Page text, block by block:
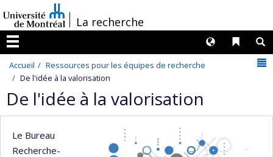
au
contenu
/La recherche
Menu
Liens
Langues
Accueil
Ressources pour les équipes de recherche
De l'idée à la valorisation
De l'idée à la valorisation
Le Bureau
Recherche-